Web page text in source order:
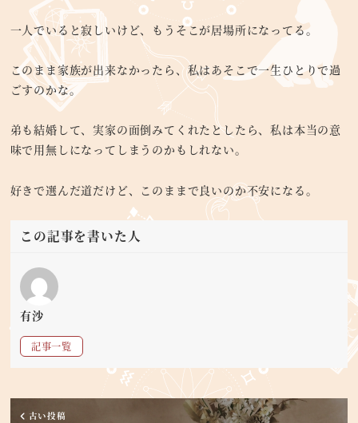
一人でいると寂しいけど、もうそこが居場所になってる。
このまま家族が出来なかったら、私はあそこで一生ひとりで過
ごすのかな。
弟も結婚して、実家の面倒みてくれたとしたら、私は本当の意
味で用無しになってしまうのかもしれない。
好きで選んだ道だけど、このままで良いのか不安になる。
この記事を書いた人
有沙
記事一覧
古い投稿